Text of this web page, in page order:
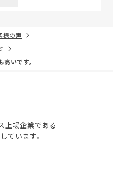
様の声
いです。
上場企業である
います。